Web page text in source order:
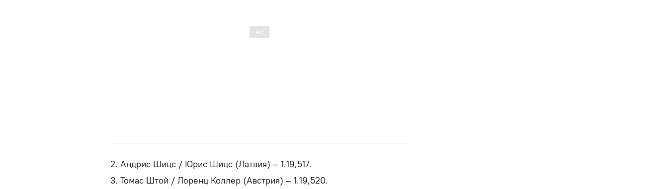
2. Андрис Шицс / Юрис Шицс (Латвия) – 1.19,517.
3. Томас Штой / Лоренц Коллер (Австрия) – 1.19,520.